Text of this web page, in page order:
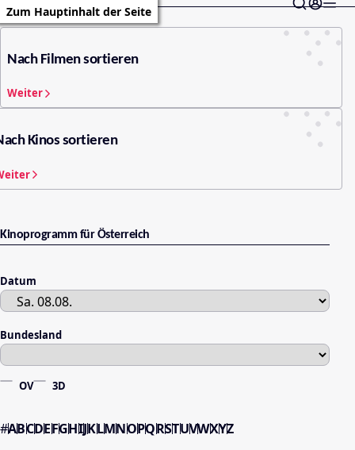
Zum Hauptinhalt der Seite
Nach Filmen sortieren
Weiter
Kinos sortieren
Kinoprogramm für Österreich
Datum
Bundesland
OV 3D
#ABCDEFGHIJKLMNOPQRSTUVWXYZ